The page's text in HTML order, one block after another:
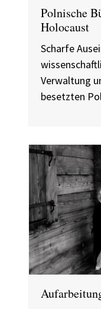
Polnische
Holocaust
Scharfe
Verwaltung
besetzten